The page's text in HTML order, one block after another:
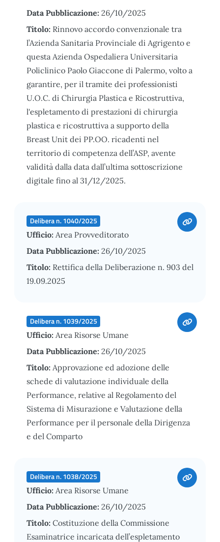
Data Pubblicazione: 26/10/2025
Titolo: Rinnovo accordo convenzionale tra
l’Azienda Sanitaria Provinciale di Agrigento e
questa Azienda Ospedaliera Universitaria
Policlinico Paolo Giaccone di Palermo, volto a
garantire, per il tramite dei professionisti
U.O.C. di Chirurgia Plastica e Ricostruttiva,
l'espletamento di prestazioni di chirurgia
plastica e ricostruttiva a supporto della
Breast Unit dei PP.OO. ricadenti nel
territorio di competenza dell’ASP, avente
validità dalla data dall’ultima sottoscrizione
digitale fino al 31/12/2025.
Delibera n. 1040/2025
Ufficio: Area Provveditorato
Data Pubblicazione: 26/10/2025
Titolo: Rettifica della Deliberazione n. 903 del
19.09.2025
Delibera n. 1039/2025
Ufficio: Area Risorse Umane
Data Pubblicazione: 26/10/2025
Titolo: Approvazione ed adozione delle
schede di valutazione individuale della
Performance, relative al Regolamento del
Sistema di Misurazione e Valutazione della
Performance per il personale della Dirigenza
e del Comparto
Delibera n. 1038/2025
Ufficio: Area Risorse Umane
Data Pubblicazione: 26/10/2025
Titolo: Costituzione della Commissione
Esaminatrice incaricata dell’espletamento